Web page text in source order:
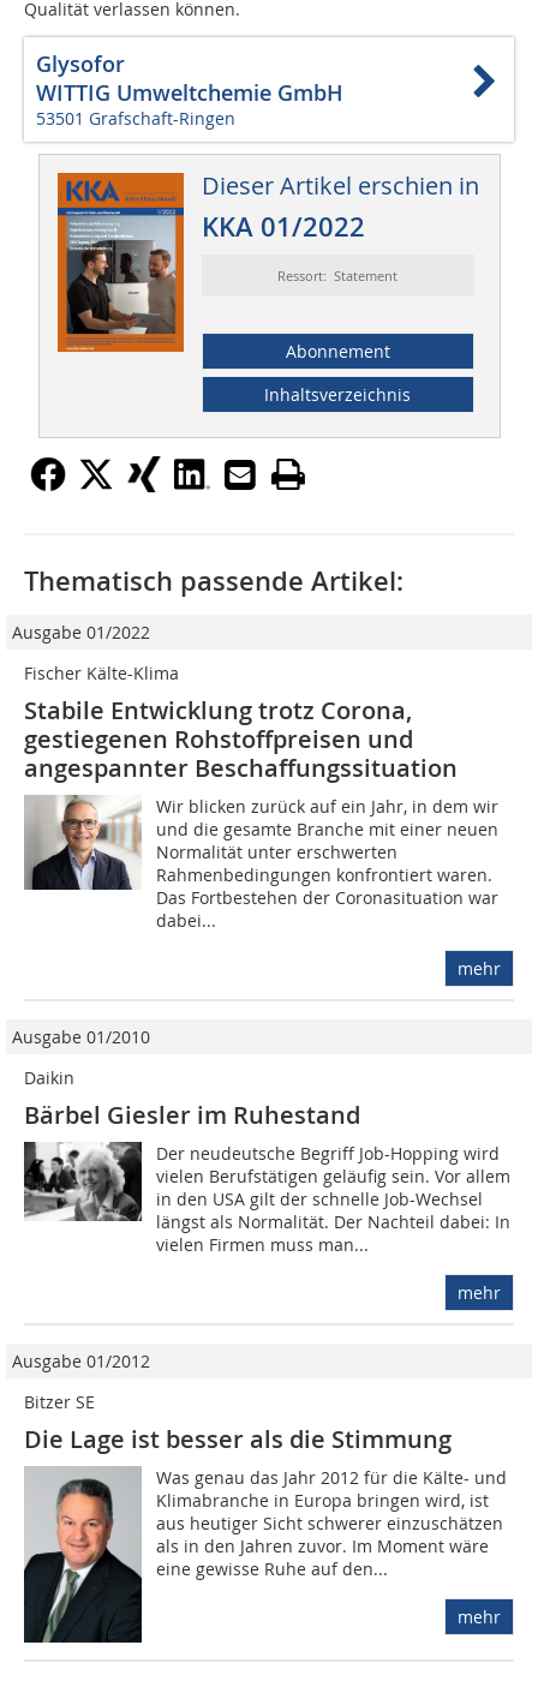
Qualität verlassen können.
Glysofor
WITTIG Umweltchemie GmbH
53501 Grafschaft-Ringen
Dieser Artikel erschien in
KKA 01/2022
Ressort: Statement
Abonnement
Inhaltsverzeichnis
Thematisch passende Artikel:
Ausgabe 01/2022
Fischer Kälte-Klima
Stabile Entwicklung trotz Corona,
gestiegenen Rohstoffpreisen und
angespannter Beschaffungssituation
Wir blicken zurück auf ein Jahr, in dem wir
und die gesamte Branche mit einer neuen
Normalität unter erschwerten
Rahmenbedingungen konfrontiert waren.
Das Fortbestehen der Coronasituation war
dabei...
mehr
Ausgabe 01/2010
Daikin
Bärbel Giesler im Ruhestand
Der neudeutsche Begriff Job-Hopping wird
vielen Berufstätigen geläufig sein. Vor allem
in den USA gilt der schnelle Job-Wechsel
längst als Normalität. Der Nachteil dabei: In
vielen Firmen muss man...
mehr
Ausgabe 01/2012
Bitzer SE
Die Lage ist besser als die Stimmung
Was genau das Jahr 2012 für die Kälte- und
Klimabranche in Europa bringen wird, ist
aus heutiger Sicht schwerer einzuschätzen
als in den Jahren zuvor. Im Moment wäre
eine gewisse Ruhe auf den...
mehr